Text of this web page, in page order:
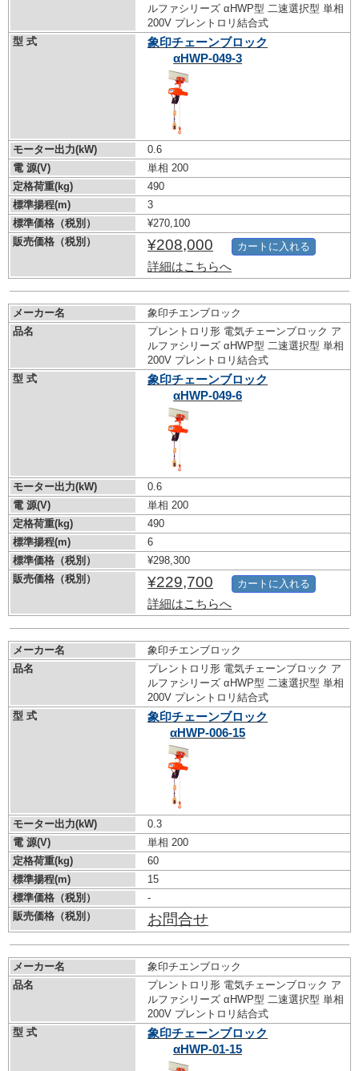
ルファシリーズ αHWP型 二速選択型 単相
200V プレントロリ結合式
型 式
象印チェーンブロック
αHWP-049-3
モーター出力(kW)
0.6
電 源(V)
単相 200
定格荷重(kg)
490
標準揚程(m)
3
標準価格（税別）
¥270,100
販売価格（税別）
¥208,000
詳細はこちらへ
カートに入れる
メーカー名
象印チエンブロック
品名
プレントロリ形 電気チェーンブロック ア
ルファシリーズ αHWP型 二速選択型 単相
200V プレントロリ結合式
型 式
象印チェーンブロック
αHWP-049-6
モーター出力(kW)
0.6
電 源(V)
単相 200
定格荷重(kg)
490
標準揚程(m)
6
標準価格（税別）
¥298,300
販売価格（税別）
¥229,700
詳細はこちらへ
カートに入れる
メーカー名
象印チエンブロック
品名
プレントロリ形 電気チェーンブロック ア
ルファシリーズ αHWP型 二速選択型 単相
200V プレントロリ結合式
型 式
象印チェーンブロック
αHWP-006-15
モーター出力(kW)
0.3
電 源(V)
単相 200
定格荷重(kg)
60
標準揚程(m)
15
標準価格（税別）
-
販売価格（税別）
お問合せ
メーカー名
象印チエンブロック
品名
プレントロリ形 電気チェーンブロック ア
ルファシリーズ αHWP型 二速選択型 単相
200V プレントロリ結合式
型 式
象印チェーンブロック
αHWP-01-15